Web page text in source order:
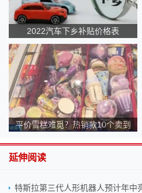
2022汽车下乡补贴价格表
平价雪糕难觅？热销款10个卖到
延伸阅读
特斯拉第三代人形机器人预计年中